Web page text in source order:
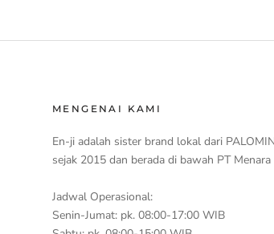
MENGENAI KAMI
En-ji adalah sister brand lokal dari
sejak 2015 dan berada di bawah PT
Jadwal Operasional:
Senin-Jumat: pk. 08:00-17:00 WIB